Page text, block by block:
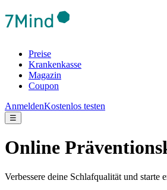
Preise
Krankenkasse
Magazin
Coupon
AnmeldenKostenlos testen
☰
Online
Verbessere deine Schlafqualität und